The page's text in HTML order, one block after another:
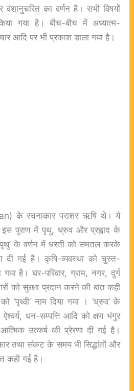
वंशानुचरित का वर्णन है। सभी विषयों
गया है। बीच-बीच में अध्यात्म-
आदि पर भी प्रकाश डाला गया है।
) के रचनाकार पराशर ऋषि थे। ये
इस पुराण में पृथु, ध्रुव और प्रह्लाद के
के वर्णन में धरती को समतल करके
दी गई है। कृषि-व्यवस्था को चुस्त-
है। घर-परिवार, ग्राम, नगर, दुर्ग
को सुरक्षा प्रदान करने की बात कही
‘पृथ्वी’ नाम दिया गया । ‘ध्रुव’ के
धन-सम्पत्ति आदि को क्षण भंगुर
उत्कर्ष की प्रेरणा दी गई है।
तथा संकट के समय भी सिद्धांतों और
कही गई है।